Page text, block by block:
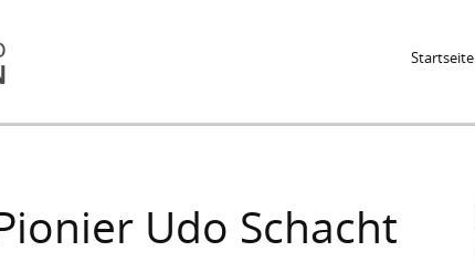
Startseite
Udo Schacht